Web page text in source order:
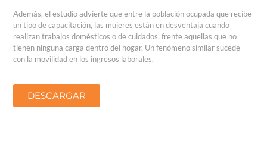
Además, el estudio advierte que entre la población ocupada que recibe
un tipo de capacitación, las mujeres están en desventaja cuando
realizan trabajos domésticos o de cuidados, frente aquellas que no
tienen ninguna carga dentro del hogar. Un fenómeno similar sucede
con la movilidad en los ingresos laborales.
DESCARGAR